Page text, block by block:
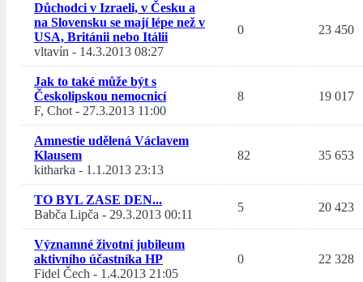
Důchodci v Izraeli, v Česku a
na Slovensku se mají lépe než v
USA, Británii nebo Itálii
vltavín - 14.3.2013 08:27
0 23 450
Jak to také může být s
Českolipskou nemocnicí
F, Chot- 27.3.2013 11:00
8 19 017
Amnestie udělená Václavem
Klausem
kitharka - 1.1.2013 23:13
82 35 653
TO BYL ZASE DEN...
Babča Lipča - 29.3.2013 00:11
5 20 423
Významné životní jubileum
aktivního účastníka HP
Fidel Čech - 1.4.2013 21:05
0 22 328